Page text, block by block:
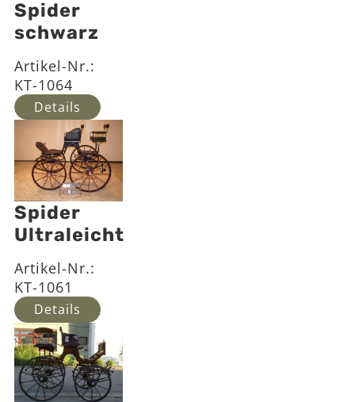
Spider
schwarz
Artikel-Nr.:
KT-1064
Details
Spider
Ultraleicht
Artikel-Nr.:
KT-1061
Details